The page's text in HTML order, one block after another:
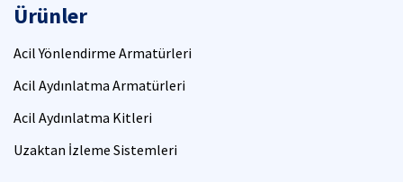
Ürünler
Acil Yönlendirme Armatürleri
Acil Aydınlatma Armatürleri
Acil Aydınlatma Kitleri
Uzaktan İzleme Sistemleri